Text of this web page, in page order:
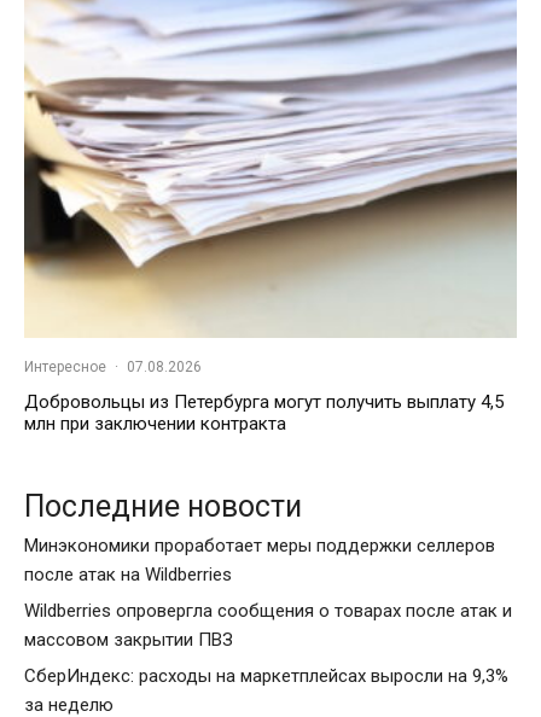
Интересное · 07.08.2026
Добровольцы из Петербурга могут получить выплату 4,5
млн при заключении контракта
Последние новости
Минэкономики проработает меры поддержки селлеров
после атак на Wildberries
Wildberries опровергла сообщения о товарах после атак и
массовом закрытии ПВЗ
СберИндекс: расходы на маркетплейсах выросли на 9,3%
за неделю